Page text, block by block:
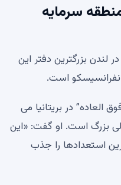
سرمایه
لندن بزرگترین دفتر این
است.
العاده” در بریتانیا می
بزرگ است. او گفت: «این
استعدادها را جذب